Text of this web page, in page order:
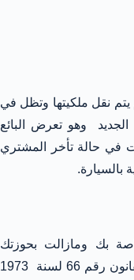
يتم نقل ملكيتها وتظل في
وهو تعرض البائع
في حالة تأخر المشتري
بالسيارة.
بك ومازالت بحوزتك
السيارة, وهنا حدد قانون المرور الصادر بالقانون رقم 66 لسنة 1973